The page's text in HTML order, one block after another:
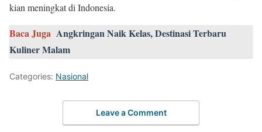
kian meningkat di Indonesia.
Baca Juga Angkringan Naik Kelas, Destinasi Terbaru
Kuliner Malam
Categories: Nasional
Leave a Comment